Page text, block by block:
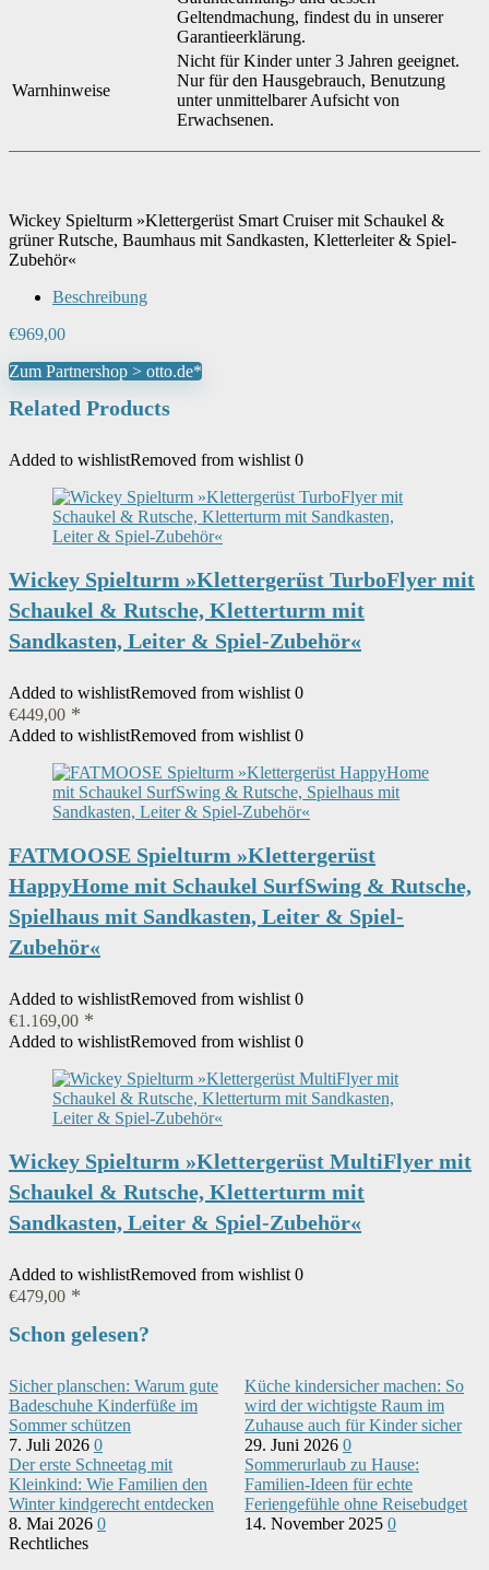
Geltendmachung, findest du in unserer
Garantieerklärung.
Warnhinweise
Nicht für Kinder unter 3 Jahren geeignet.
Nur für den Hausgebrauch, Benutzung
unter unmittelbarer Aufsicht von
Erwachsenen.
Wickey Spielturm »Klettergerüst Smart Cruiser mit Schaukel &
grüner Rutsche, Baumhaus mit Sandkasten, Kletterleiter & Spiel-
Zubehör«
Beschreibung
€969,00
Zum Partnershop > otto.de*
Related Products
Added to wishlistRemoved from wishlist 0
Wickey Spielturm »Klettergerüst TurboFlyer mit
Schaukel & Rutsche, Kletterturm mit
Sandkasten, Leiter & Spiel-Zubehör«
Added to wishlistRemoved from wishlist 0
€449,00
Added to wishlistRemoved from wishlist 0
FATMOOSE Spielturm »Klettergerüst
HappyHome mit Schaukel SurfSwing & Rutsche,
Spielhaus mit Sandkasten, Leiter & Spiel-
Zubehör«
Added to wishlistRemoved from wishlist 0
€1.169,00
Added to wishlistRemoved from wishlist 0
Wickey Spielturm »Klettergerüst MultiFlyer mit
Schaukel & Rutsche, Kletterturm mit
Sandkasten, Leiter & Spiel-Zubehör«
Added to wishlistRemoved from wishlist 0
€479,00
Schon gelesen?
Sicher planschen: Warum gute
Badeschuhe Kinderfüße im
Sommer schützen
7. Juli 2026 0
Küche kindersicher machen: So
wird der wichtigste Raum im
Zuhause auch für Kinder sicher
29. Juni 2026 0
Der erste Schneetag mit
Kleinkind: Wie Familien den
Winter kindgerecht entdecken
8. Mai 2026 0
Sommerurlaub zu Hause:
Familien-Ideen für echte
Feriengefühle ohne Reisebudget
14. November 2025 0
Rechtliches